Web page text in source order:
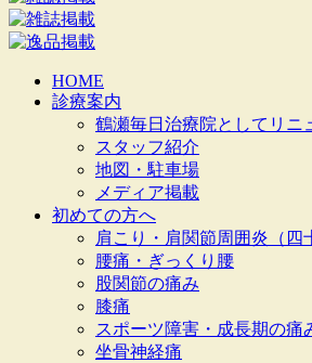
HOME
診療案内
鶴瀬毎日治療院としてリニ
スタッフ紹介
地図・駐車場
メディア掲載
初めての方へ
肩こり・肩関節周囲炎（四
腰痛・ぎっくり腰
股関節の痛み
膝痛
スポーツ障害・成長期の痛
坐骨神経痛